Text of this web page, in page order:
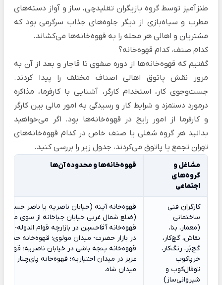
طنزآمیز توسط گروه بازیگران تقلیدچی، ساز و آواز دسته‌های
مطرب و سیاه‌بازی از دیگر جلوه‌های جذاب سرگرمی بود که
مشتریان و اهالی هر محله را به قهوه‌خانه‌ها می‌کشاند.
کدام صنف، کدام قهوه‌خانه؟
گفتیم که قهوه‌خانه‌ها از دوره صفوی تا قاجار و بعد از آن به
مرور نقش پاتوق اهالی اصناف مختلف را پیدا کردند.
جست‌وجوی کار، استخدام کارگر، آشنایی با کارفرما، مذاکره
درمورد دستمزد و شرایط کار و رسیدگی به امور مالی بین کارگر
و کارفرما از امور رایج در قهوه‌خانه‌ها بود. اگر می‌خواهید
بدانید هر گروه شغلی یا صنف خاص در کدام قهوه‌خانه‌های
تهران تجمع یا پاتوق می‌کردند، جدول زیر را بررسی کنید.
مشاغل و
گروه‌های
اجتماعی
قهوه‌خانه‌ها و محدوده آن‌ها
کارگران فنی
ساختمانی
(معمار، بنا،
نقاش، گچ‌کار،
گچ‌بُر، رنگ‌کار،
خرپاکوب
توفال‌کوب و
شیروانی‌ساز)
قهوه‌خانه آینه (خیابان ناصریه یا ناصر خسرو
(ضلع شمال غربی خیابان جباخانه از سوی
قهوه‌خانه آقاحسین در بازارچه قوام الدوله-
در بازار حضرت- میدان مولوی؛ قهوه‌خانه حسن
قهوه‌خانه پنجه باشی در خیابان ناصریه؛
عزیز در میدان اختیاریه؛ قهوه‌خانه پای‌چنار
میدان شاه.